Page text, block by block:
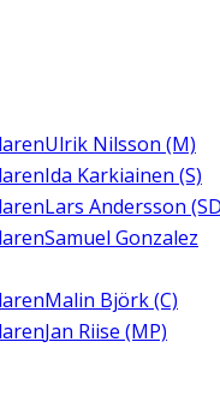
Ulrik Nilsson (M)
Ida Karkiainen (S)
Lars Andersson
Samuel Gonzalez
Malin Björk (C)
Jan Riise (MP)